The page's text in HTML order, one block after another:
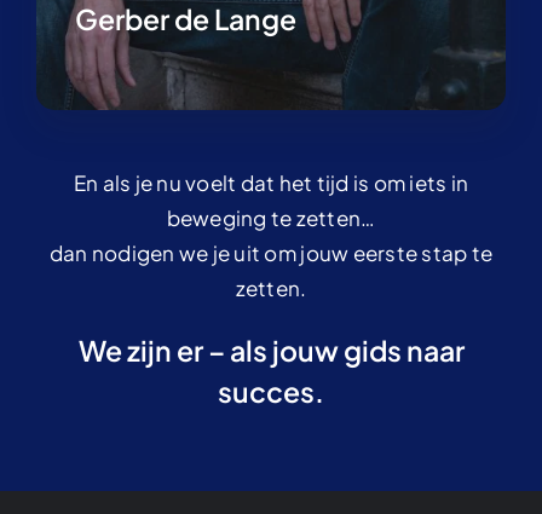
Gerber de Lange
En als je nu voelt dat het tijd is om iets in
beweging te zetten…
dan nodigen we je uit om jouw eerste stap te
zetten.
We zijn er – als jouw gids naar
succes.